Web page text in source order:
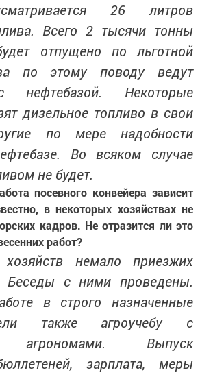
26 литров
Всего 2 тысячи тонны
отпущено по льготной
по этому поводу ведут
нефтебазой. Некоторые
дизельное топливо в свои
по мере надобности
Во всяком случае
не будет.
посевного конвейера зависит
в некоторых хозяйствах не
кадров. Не отразится ли это
работ?
немало приезжих
Беседы с ними проведены.
в строго назначенные
также агроучебу с
агрономами. Выпуск
зарплата, меры